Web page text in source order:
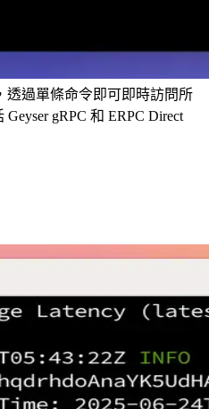
透過單條命令即可即時訪問所
gRPC 和 ERPC Direct